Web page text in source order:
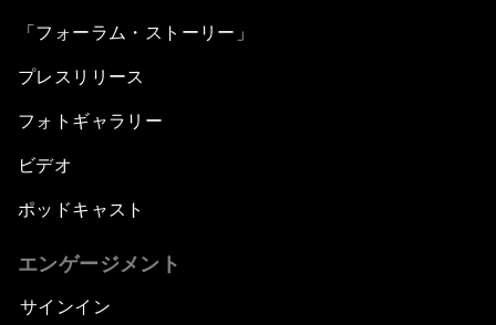
「フォーラム・ストーリー」
プレスリリース
フォトギャラリー
ビデオ
ポッドキャスト
エンゲージメント
サインイン